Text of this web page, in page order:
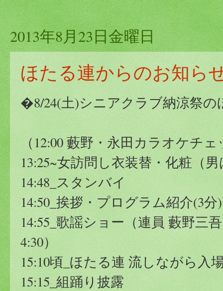
2013年8月23日金曜日
ほたる連からのお知ら
�8/24(土)シニアクラブ納涼祭
（12:00 藪野・永田カラオケチ
13:25~女訪問し衣装替・化粧（
14:48_スタンバイ
14:50_挨拶・プログラム紹介(3分)
14:55_歌謡ショー（連員 藪野三
4:30）
15:10頃_ほたる連 流しながら入
15:15_組踊り披露